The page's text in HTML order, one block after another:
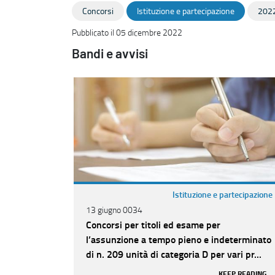
Concorsi Istituzione e partecipazione
Pubblicato il 05 dicembre 2022
Bandi e avvisi
Istituzione e partecipazione
13 giugno 0034
Concorsi per titoli ed esame per
l’assunzione a tempo pieno e indeterminato
di n. 209 unità di categoria D per vari pr...